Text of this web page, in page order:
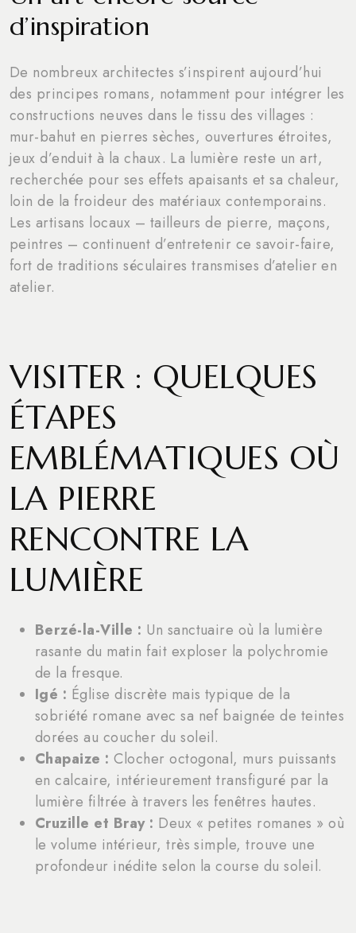
d’inspiration
De nombreux architectes s’inspirent aujourd’hui
des principes romans, notamment pour intégrer les
constructions neuves dans le tissu des villages :
mur-bahut en pierres sèches, ouvertures étroites,
jeux d’enduit à la chaux. La lumière reste un art,
recherchée pour ses effets apaisants et sa chaleur,
loin de la froideur des matériaux contemporains.
Les artisans locaux – tailleurs de pierre, maçons,
peintres – continuent d’entretenir ce savoir-faire,
fort de traditions séculaires transmises d’atelier en
atelier.
VISITER : QUELQUES
ÉTAPES
EMBLÉMATIQUES OÙ
LA PIERRE
RENCONTRE LA
LUMIÈRE
Berzé-la-Ville : Un sanctuaire où la lumière
rasante du matin fait exploser la polychromie
de la fresque.
Igé : Église discrète mais typique de la
sobriété romane avec sa nef baignée de teintes
dorées au coucher du soleil.
Chapaize : Clocher octogonal, murs puissants
en calcaire, intérieurement transfiguré par la
lumière filtrée à travers les fenêtres hautes.
Cruzille et Bray : Deux « petites romanes » où
le volume intérieur, très simple, trouve une
profondeur inédite selon la course du soleil.